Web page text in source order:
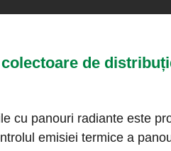
de
cu panouri radiante este
emisiei termice a